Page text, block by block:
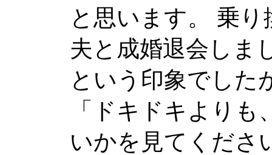
と思います。 乗
夫と成婚退会しま
という印象でした
「ドキドキより
いかを見てくださ